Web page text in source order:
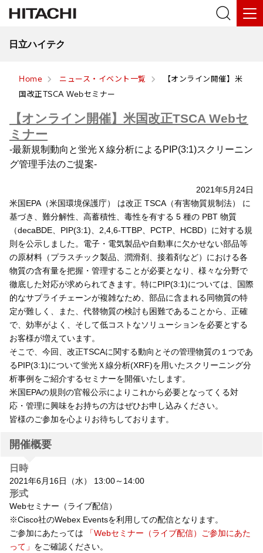
日立ハイテク
Home ニュース・イベント一覧
【オンライン開催】米
国改正TSCA Webセミナー
【オンライン開催】米国改正TSCA Webセ
ミナー
-最新規制動向と蛍光Ｘ線分析によるPIP(3:1)スクリーニン
グ管理手法のご提案-
2021年5月24日
米国EPA（米国環境保護庁） は改正 TSCA（有害物質規制法） に
基づき、難分解性、高蓄積性、毒性を有する 5 種の PBT 物質
（decaBDE、PIP(3:1)、2,4,6-TTBP、PCTP、HCBD）に対する規
則を公示しました。電子・電気製品や自動車に欠かせない部品等
の原材料（プラスチック製品、潤滑剤、接着剤など）における各
物質の含有量を把握・管理することが必要となり、様々な分野で
徹底した対応が求められてきます。特にPIP(3:1)については、国際
的なサプライチェーンが複雑なため、部品に含まれる同物質の特
定が難しく、また、代替物質の検討も困難であることから、正確
で、効率がよく、そして低コストなソリューションを必要とする
お客様が増えています。
そこで、今回、改正TSCAに関する動向とその管理物質の１つであ
るPIP(3:1)について蛍光Ｘ線分析(XRF)を用いたスクリーニング分
析事例をご紹介するセミナーを開催いたします。
米国EPAの規則の官報公示によりこれから必要となってくる対
応・管理に興味をお持ちの方はぜひお申し込みください。
皆様のご参加を心よりお待ちしております。
開催概要
日時
2021年6月16日（水） 13:00～14:00
形式
Webセミナー（ライブ配信）
※Cisco社のWebex Eventsを利用しての配信となります。
ご参加にあたっては
「Webセミナー（ライブ配信）ご参加にあた
って」 をご確認ください。